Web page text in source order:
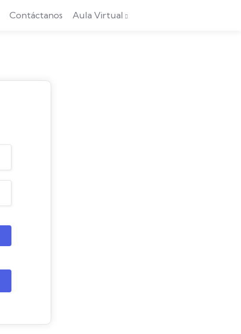
Contáctanos Aula Virtual